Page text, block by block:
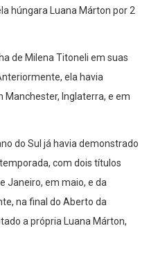
húngara Luana Márton por 2
de Milena Titoneli em suas
ela havia
Manchester, Inglaterra, e em
do Sul já havia demonstrado
com dois títulos
Janeiro, em maio, e da
na final do Aberto da
a própria Luana Márton,